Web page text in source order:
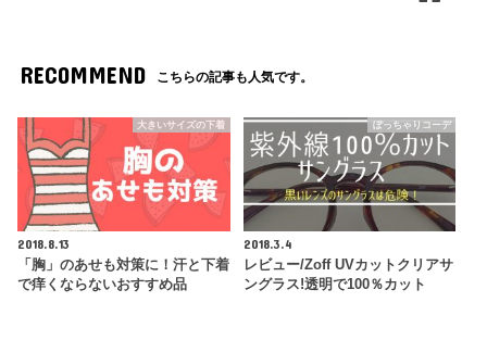
RECOMMEND こちらの記事も人気です。
大きいサイズの下着
2018.8.13
「胸」のあせも対策に！汗と下着
で痒くならないおすすめ品
ぽっちゃりコーデ
2018.3.4
レビュー/Zoff UVカットクリアサ
ングラス!透明で100％カット